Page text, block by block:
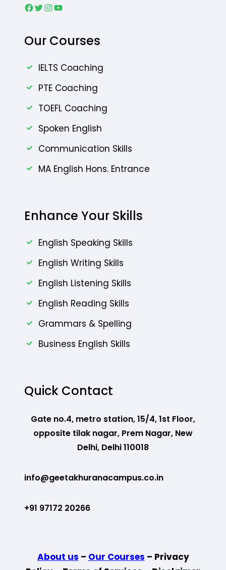
Facebook Twitter Instagram YouTube
Our Courses
IELTS Coaching
PTE Coaching
TOEFL Coaching
Spoken English
Communication Skills
MA English Hons. Entrance
Enhance Your Skills
English Speaking Skills
English Writing Skills
English Listening Skills
English Reading Skills
Grammars & Spelling
Business English Skills
Quick Contact
Gate no.4, metro station, 15/4, 1st Floor,
opposite tilak nagar, Prem Nagar, New
Delhi, Delhi 110018
info@geetakhuranacampus.co.in
+91 97172 20266
About us – Our Courses – Privacy